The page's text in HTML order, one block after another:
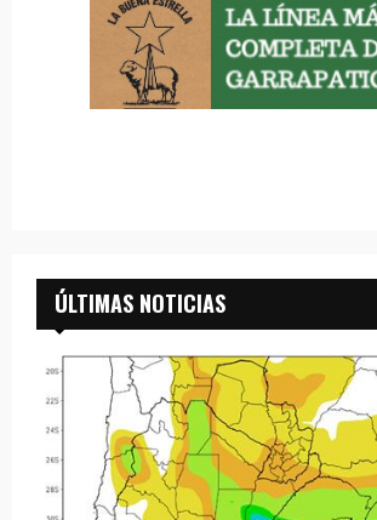
ÚLTIMAS NOTICIAS